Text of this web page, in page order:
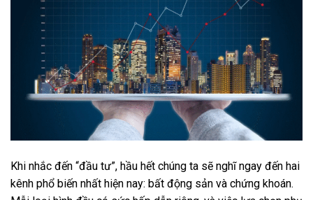
Khi nhắc đến “đầu tư”, hầu hết chúng ta sẽ nghĩ ngay đến hai
kênh phổ biến nhất hiện nay: bất động sản và chứng khoán.